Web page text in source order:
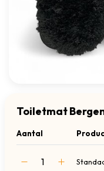
Toiletmat
Aantal